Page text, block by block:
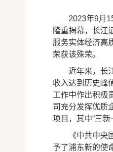
2023年9月15
隆重揭幕，长江
服务实体经济高
荣获该殊荣。
近年来，长江
收入达到历史峰
工作中作出积极
司充分发挥优质
项目，其中“三
《中共中央国
予了浦东新的使